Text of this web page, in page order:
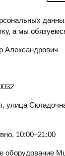
а мы
Александрович
улица
10:00–21:00
оборудование